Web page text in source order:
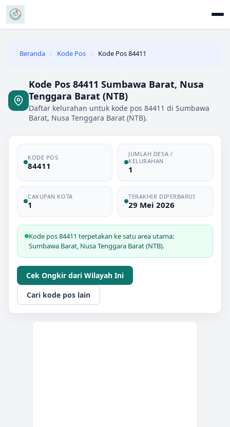
Beranda / Kode Pos / Kode Pos 84411
Kode Pos 84411 Sumbawa Barat, Nusa
Tenggara Barat (NTB)
Daftar kelurahan untuk kode pos 84411 di Sumbawa
Barat, Nusa Tenggara Barat (NTB).
KODE POS
84411
JUMLAH DESA /
KELURAHAN
1
CAKUPAN KOTA
1
TERAKHIR DIPERBARUI
29 Mei 2026
Kode pos 84411 terpetakan ke satu area utama:
Sumbawa Barat, Nusa Tenggara Barat (NTB).
Cek Ongkir dari Wilayah Ini
Cari kode pos lain